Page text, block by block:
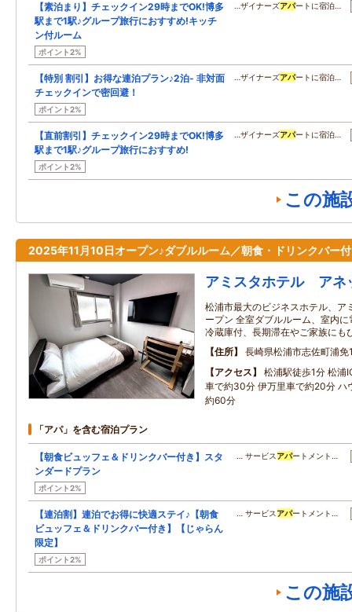
【素泊まり】チェックイン29時までOK!博多
駅まで1駅♪グループ旅行におすすめ!キッチ
ン付ルーム
ポイント2%
…ザイナーズアパートに宿泊…
【特別 割引】お得な連泊プラン♪2泊- 非対面
チェックインで密回避！
ポイント2%
…ザイナーズアパートに宿泊…
【直前割引】チェックイン29時までOK!博多
駅まで1駅♪グループ旅行におすすめ!
ポイント2%
…ザイナーズアパートに宿泊…
この施
2025年11月10日オープン♪ダブルルーム／朝食・ドリンクバー付
アミスタホテル アネ
松浦市最大のビジネスホテル、ア
ープン 全室ダブルルーム、室内
冷蔵庫付、長期滞在やご家族にも
住所
長崎県松浦市志佐町浦免
アクセス
松浦駅徒歩1分 松浦
車で約30分 伊万里車で約20分 ハ
約60分
「アパ」を含む宿泊プラン
【朝食ビュッフェ＆ドリンクバー付き】スタ
ンダードプラン
ポイント2%
… サービス アパートメント…
【連泊割】連泊でお得に快適ステイ♪【朝食
ビュッフェ＆ドリンクバー付き】【じゃらん
限定】
ポイント2%
… サービス アパートメント…
この施